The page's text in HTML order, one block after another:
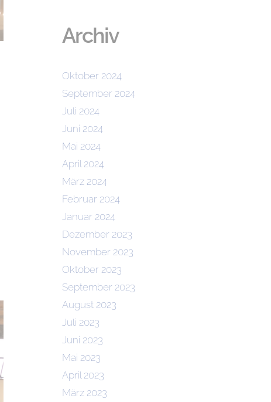
Archiv
Oktober 2024
September 2024
Juli 2024
Juni 2024
Mai 2024
April 2024
März 2024
Februar 2024
Januar 2024
Dezember 2023
November 2023
Oktober 2023
September 2023
August 2023
Juli 2023
Juni 2023
Mai 2023
April 2023
März 2023